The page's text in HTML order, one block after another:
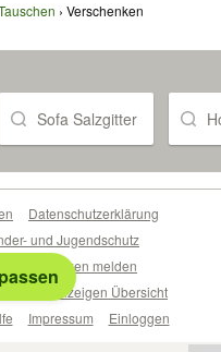
Verschenken
Sofa Salzgitter
Datenschutzerklärung
und Jugendschutz
melden
Anzeigen Übersicht
Impressum Einloggen